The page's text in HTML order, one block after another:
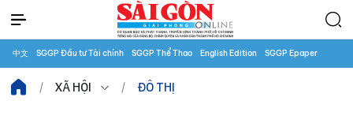
中文 SGGP Đầu tư Tài chính SGGP Thể Thao English Edition SGGP Epaper
XÃ HỘI ĐÔ THỊ